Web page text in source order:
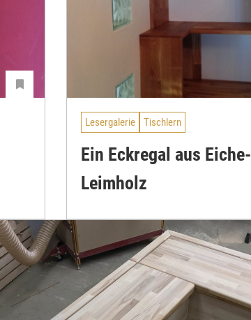
Lesergalerie Tischlern
Ein Eckregal aus Eiche-
Leimholz